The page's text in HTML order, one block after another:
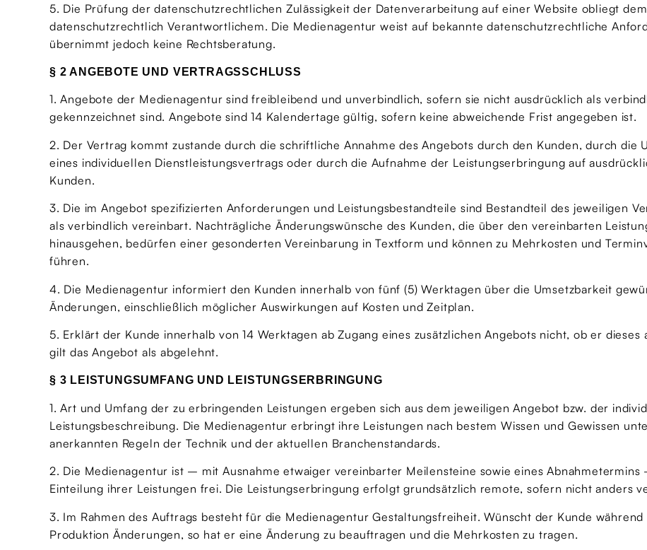
5. Die Prüfung der datenschutzrechtlichen Zulässigkeit der Datenverarbeitung auf einer Website obliegt
datenschutzrechtlich Verantwortlichem. Die Medienagentur weist auf bekannte datenschutzrechtliche
übernimmt jedoch keine Rechtsberatung.
§ 2 ANGEBOTE UND VERTRAGSSCHLUSS
1. Angebote der Medienagentur sind freibleibend und unverbindlich, sofern sie nicht ausdrücklich als
gekennzeichnet sind. Angebote sind 14 Kalendertage gültig, sofern keine abweichende Frist angegeben ist.
2. Der Vertrag kommt zustande durch die schriftliche Annahme des Angebots durch den Kunden, durch die
eines individuellen Dienstleistungsvertrags oder durch die Aufnahme der Leistungserbringung auf
Kunden.
3. Die im Angebot spezifizierten Anforderungen und Leistungsbestandteile sind Bestandteil des jeweiligen
als verbindlich vereinbart. Nachträgliche Änderungswünsche des Kunden, die über den vereinbarten
hinausgehen, bedürfen einer gesonderten Vereinbarung in Textform und können zu Mehrkosten und
führen.
4. Die Medienagentur informiert den Kunden innerhalb von fünf (5) Werktagen über die Umsetzbarkeit
Änderungen, einschließlich möglicher Auswirkungen auf Kosten und Zeitplan.
5. Erklärt der Kunde innerhalb von 14 Werktagen ab Zugang eines zusätzlichen Angebots nicht, ob er dieses
gilt das Angebot als abgelehnt.
§ 3 LEISTUNGSUMFANG UND LEISTUNGSERBRINGUNG
1. Art und Umfang der zu erbringenden Leistungen ergeben sich aus dem jeweiligen Angebot bzw. der
Leistungsbeschreibung. Die Medienagentur erbringt ihre Leistungen nach bestem Wissen und Gewissen
anerkannten Regeln der Technik und der aktuellen Branchenstandards.
2. Die Medienagentur ist – mit Ausnahme etwaiger vereinbarter Meilensteine sowie eines
Einteilung ihrer Leistungen frei. Die Leistungserbringung erfolgt grundsätzlich remote, sofern nicht anders
3. Im Rahmen des Auftrags besteht für die Medienagentur Gestaltungsfreiheit. Wünscht der Kunde
Produktion Änderungen, so hat er eine Änderung zu beauftragen und die Mehrkosten zu tragen.